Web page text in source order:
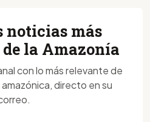
noticias más
la Amazonía
con lo más relevante de
directo en su